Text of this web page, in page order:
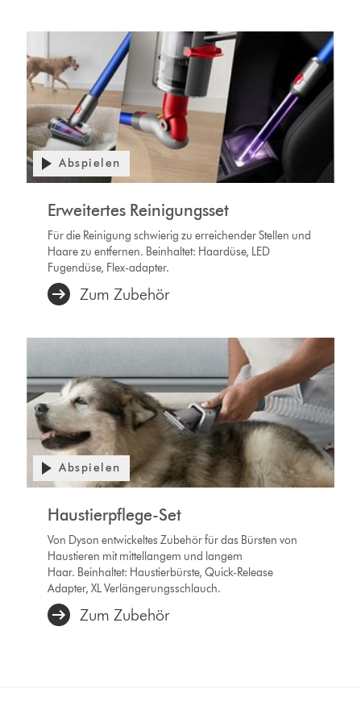
Abspielen
Erweitertes Reinigungsset
Für die Reinigung schwierig zu erreichender Stellen und
Haare zu entfernen. Beinhaltet: Haardüse, LED
Fugendüse, Flex-adapter.
Zum Zubehör
Abspielen
Haustierpflege-Set
Von Dyson entwickeltes Zubehör für das Bürsten von
Haustieren mit mittellangem und langem
Haar. Beinhaltet: Haustierbürste, Quick-Release
Adapter, XL Verlängerungsschlauch.
Zum Zubehör